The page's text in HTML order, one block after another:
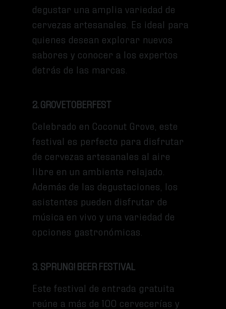
degustar una amplia variedad de
cervezas artesanales. Es ideal para
quienes desean explorar nuevos
sabores y conocer a los expertos
detrás de las marcas.
2. GROVETOBERFEST
Celebrado en Coconut Grove, este
festival es perfecto para disfrutar
de cervezas artesanales al aire
libre en un ambiente relajado.
Además de las degustaciones, los
asistentes pueden disfrutar de
música en vivo y una variedad de
opciones gastronómicas.
3. SPRUNG! BEER FESTIVAL
Este festival de entrada gratuita
reúne a más de 100 cervecerías y